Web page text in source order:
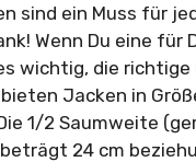
sind ein Muss für
Wenn Du eine für
wichtig, die richtige
Jacken in
1/2 Saumweite
24 cm